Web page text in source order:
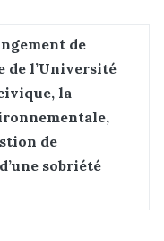
de
de l’Université
la
de
sobriété